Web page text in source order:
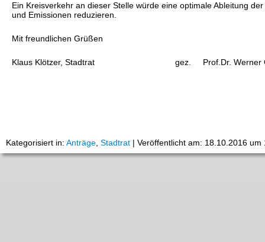
Ein Kreisverkehr an dieser Stelle würde eine optimale Ableitung
und Emissionen reduzieren.
Mit freundlichen Grüßen
Klaus Klötzer, Stadtrat gez. Prof.Dr. Werner
Kategorisiert in: Anträge Stadtrat | Veröffentlicht am: 18.10.2016 um